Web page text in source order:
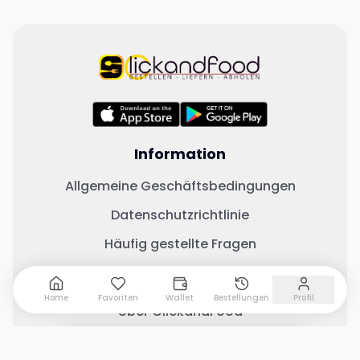
Information
Allgemeine Geschäftsbedingungen
Datenschutzrichtlinie
Häufig gestellte Fragen
Wichtige Links
Über ClickandFood
Home Favoriten Wallet Bestellungen Profil